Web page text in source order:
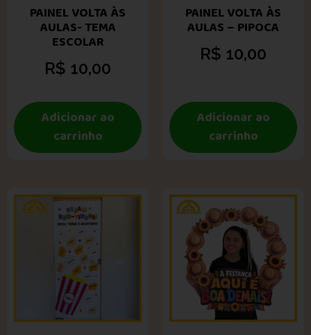
PAINEL VOLTA ÀS
AULAS- TEMA
ESCOLAR
R$ 10,00
Adicionar ao
carrinho
PAINEL VOLTA ÀS
AULAS – PIPOCA
R$ 10,00
Adicionar ao
carrinho